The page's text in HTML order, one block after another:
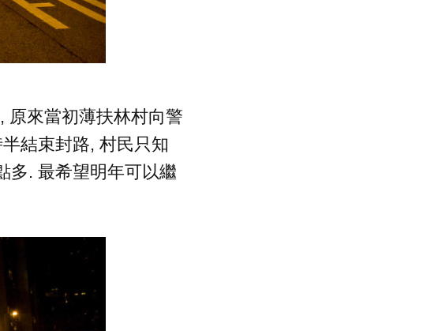
原來當初薄扶林村向警
結束封路, 村民只知
多. 最希望明年可以繼